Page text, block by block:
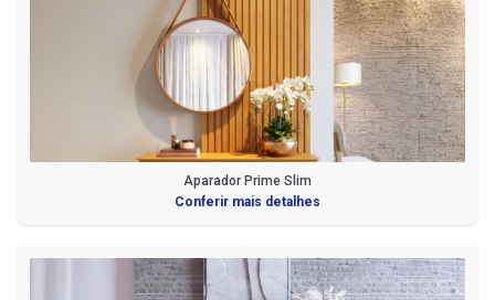
Aparador Prime Slim
Conferir mais detalhes